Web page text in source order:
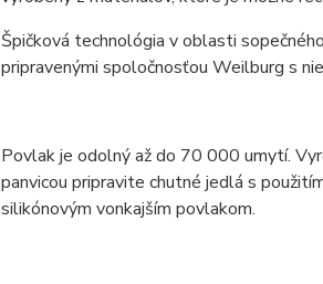
Špičková technológia v oblasti
pripravenými spoločnosťou Weilburg s
Povlak je odolný až do 70 000 umytí.
panvicou pripravite chutné jedlá s
silikónovým vonkajším povlakom.